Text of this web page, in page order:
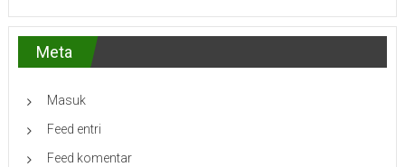
Meta
Masuk
Feed entri
Feed komentar